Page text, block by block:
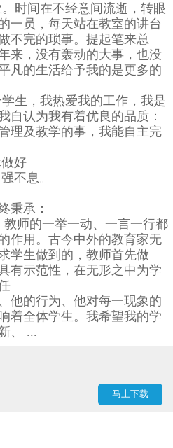
时间在不经意间流逝，转眼
一员，每天站在教室的讲台
不完的琐事。提起笔来总
来，没有轰动的大事，也没
凡的生活给予我的是更多的
生，我热爱我的工作，我是
自认为我有着优良的品质：
理及教学的事，我能自主完
好
不息。
秉承：
师的一举一动、一言一行都
作用。古今中外的教育家无
学生做到的，教师首先做
有示范性，在无形之中为学
他的行为、他对每一现象的
着全体学生。我希望我的学
、 ...
马上下载